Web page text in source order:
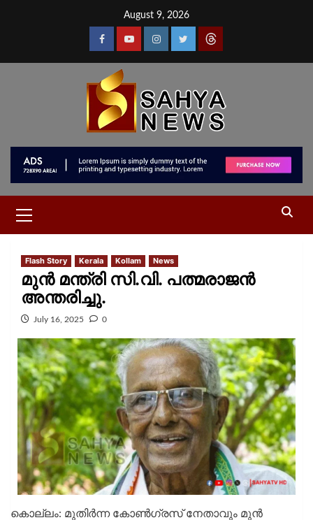
August 9, 2026
Flash Story Kerala Kollam News
മുൻ മന്ത്രി സി.വി. പത്മരാജൻ
അന്തരിച്ചു.
July 16, 2025 0
കൊല്ലം: മുതിർന്ന കോൺഗ്രസ് നേതാവും മുൻ